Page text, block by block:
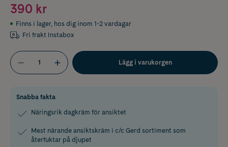
390 kr
Finns i lager, hos dig inom 1-2 vardagar
Fri frakt Instabox
Lägg i varukorgen
Snabba fakta
Näringsrik dagkräm för ansiktet
Mest närande ansiktskräm i c/c Gerd sortiment som
återfuktar på djupet